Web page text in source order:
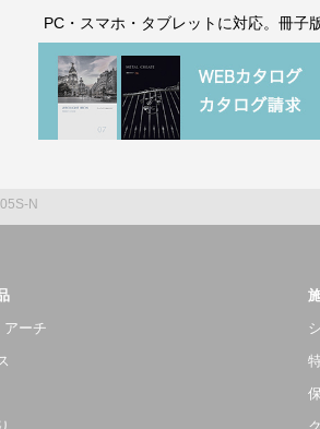
PC・スマホ・タブレットに対応。冊子
N
アーチ